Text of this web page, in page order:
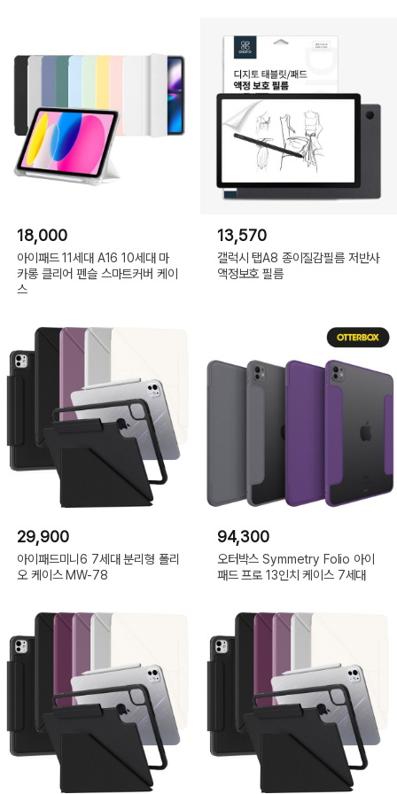
18,000
아이패드 11세대 A16 10세대 마
카롱 클리어 펜슬 스마트커버 케이
스
13,570
갤럭시 탭A8 종이질감필름 저반사
액정보호 필름
29,900
아이패드미니6 7세대 분리형 폴리
오 케이스 MW-78
94,300
오터박스 Symmetry Folio 아이
패드 프로 13인치 케이스 7세대